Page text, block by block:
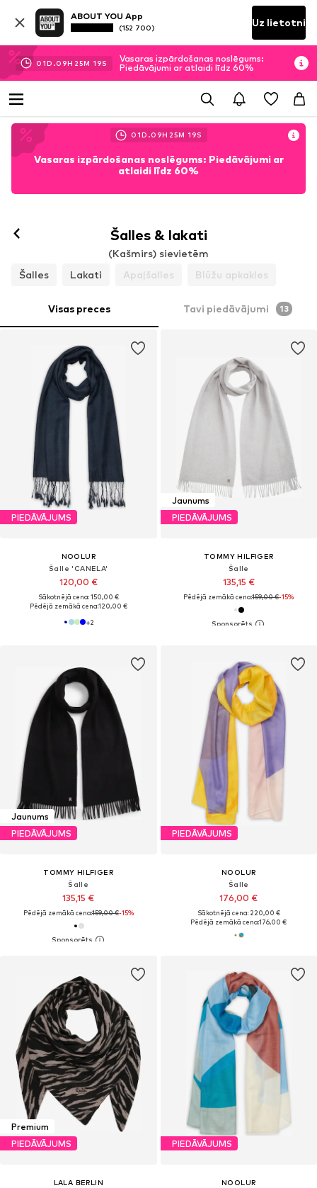
ABOUT YOU App
(152 700) Uz lietotni
01D.09H 25M 17S
Vasaras izpārdošanas noslēgums:
Piedāvājumi ar atlaidi līdz 60%
01D.09H 25M 17S
Vasaras izpārdošanas noslēgums: Piedāvājumi ar
atlaidi līdz 60%
Šalles & lakati
(Kašmirs) sievietēm
Šalles
Lakati Apaļšalles Blūžu apkakles
Visas preces Tavi piedāvājumi 13
PIEDĀVĀJUMS
NOOLUR
Šalle 'CANELA'
120,00 €
Sākotnējā cena: 150,00 €
Pēdējā zemākā cena:120,00 €
+2
Jaunums
PIEDĀVĀJUMS
TOMMY HILFIGER
Šalle
135,15 €
Pēdējā zemākā cena:159,00 €-15%
Jaunums
PIEDĀVĀJUMS
TOMMY HILFIGER
Šalle
135,15 €
Pēdējā zemākā cena:159,00 €-15%
PIEDĀVĀJUMS
NOOLUR
Šalle
176,00 €
Sākotnējā cena: 220,00 €
Pēdējā zemākā cena:176,00 €
Premium
PIEDĀVĀJUMS
LALA BERLIN
PIEDĀVĀJUMS
NOOLUR